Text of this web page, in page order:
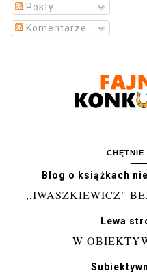
Posty
Komentarze
Blog o książkach
,,IWASZKIEWICZ"
Lewa
W